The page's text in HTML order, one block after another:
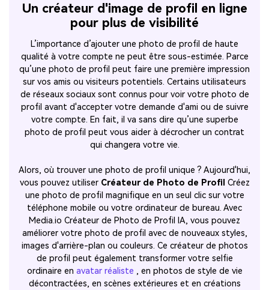
Un créateur d'image de profil en ligne
pour plus de visibilité
L’importance d’ajouter une photo de profil de haute
qualité à votre compte ne peut être sous-estimée. Parce
qu’une photo de profil peut faire une première impression
sur vos amis ou visiteurs potentiels. Certains utilisateurs
de réseaux sociaux sont connus pour voir votre photo de
profil avant d'accepter votre demande d'ami ou de suivre
votre compte. En fait, il va sans dire qu’une superbe
photo de profil peut vous aider à décrocher un contrat
qui changera votre vie.
Alors, où trouver une photo de profil unique ? Aujourd'hui,
vous pouvez utiliser Créateur de Photo de Profil Créez
une photo de profil magnifique en un seul clic sur votre
téléphone mobile ou votre ordinateur de bureau. Avec
Media.io Créateur de Photo de Profil IA, vous pouvez
améliorer votre photo de profil avec de nouveaux styles,
images d'arrière-plan ou couleurs. Ce créateur de photos
de profil peut également transformer votre selfie
ordinaire en avatar réaliste , en photos de style de vie
décontractées, en scènes extérieures et en créations